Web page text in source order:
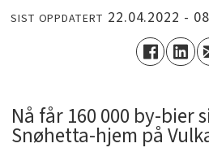
SIST OPPDATERT 22.04.2022 -
Nå får 160 000 by-bier
Snøhetta-hjem på